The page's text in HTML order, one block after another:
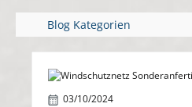
Blog Kategorien
Bildergalerie überspringen
03/10/2024